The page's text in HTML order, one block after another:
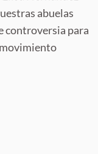
abuelas
controversia para